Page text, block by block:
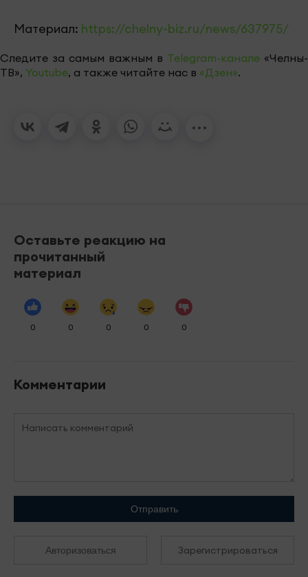
Материал: https://chelny-biz.ru/news/637975/
Следите за самым важным в Telegram-канале «Челны-
ТВ», Youtube, а также читайте нас в «Дзен».
Оставьте реакцию на
прочитанный
материал
0 0 0 0 0
Комментарии
Отправить
Авторизоваться Зарегистрироваться